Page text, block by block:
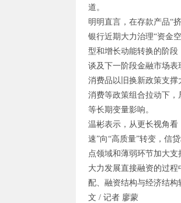
道。
明明直言，在存款产品“
银行近期大力治理“资金
型和增长动能转换的阶
谈及下一阶段金融市场
消费品以旧换新政策支
消费等政策组合拉动下
等长期变量影响。
温彬表示，从更长视角
速”向“高质量”转变，信
点领域和薄弱环节加大
大力发展直接融资的过
配、融资结构与经济结
文 / 记者 廖蒙